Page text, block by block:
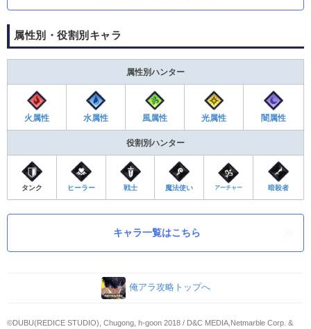
属性別・役割別キャラ
属性別ハンター
火属性 水属性 風属性 光属性 闇属性
役割別ハンター
タンク ヒーラー 戦士 魔法使い アーチャー 暗殺者
キャラ一覧はこちら
俺アラ攻略トップへ
©DUBU(REDICE STUDIO), Chugong, h-goon 2018 / D&C MEDIA,Netmarble Corp. &